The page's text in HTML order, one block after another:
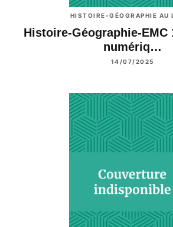
HISTOIRE-GÉOGRAPHIE AU
Histoire-Géographie-EMC
numériq…
14/07/2025